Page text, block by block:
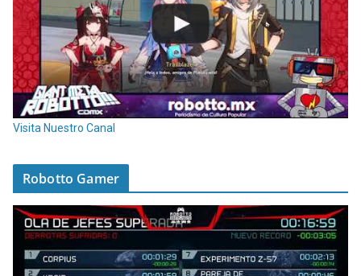
Visita Nuestro Canal
Robotto Gamer